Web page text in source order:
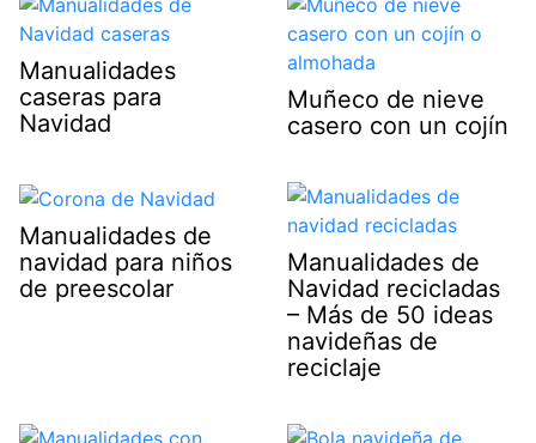
Manualidades
caseras para
Navidad
Muñeco de nieve
casero con un cojín
Manualidades de
navidad para niños
de preescolar
Manualidades de
Navidad recicladas
– Más de 50 ideas
navideñas de
reciclaje